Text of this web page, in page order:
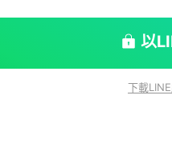
以
下載